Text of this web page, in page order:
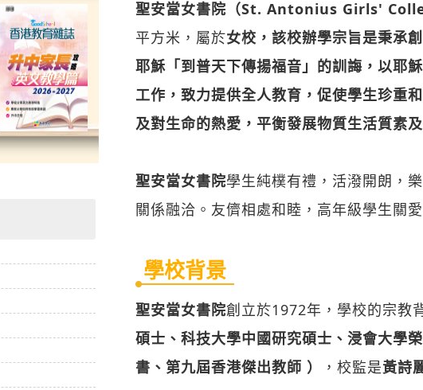
聖安當女書院（St. Antonius Girls'
平方米，屬於女校，該校辦學宗旨是秉承
耶穌「到普天下傳揚福音」的訓誨，以耶
工作，致力提供全人教育，促使學生珍重
及對生命的熱愛，平衡發展物質生活質素
聖安當女書院學生純樸有禮，活潑開朗，
關係融洽。友儕相處和睦，高年級學生關
學校背景
聖安當女書院創立於1972年，學校的宗教
碩士、科技大學中國研究碩士、浸會大學
書、第九屆香港傑出教師 ）
，校監是黃詩